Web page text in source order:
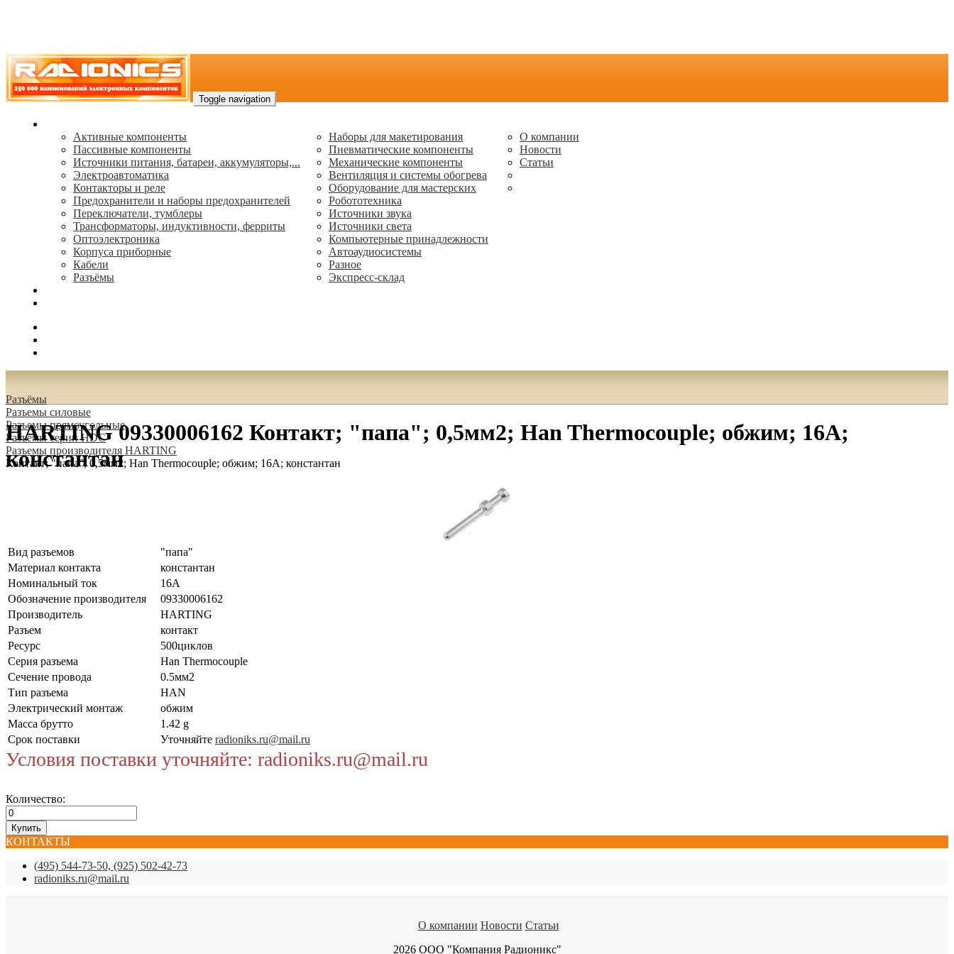
Toggle navigation
Активные компоненты
Пассивные компоненты
Источники питания, батареи, аккумуляторы,...
Электроавтоматика
Контакторы и реле
Предохранители и наборы предохранителей
Переключатели, тумблеры
Трансформаторы, индуктивности, ферриты
Oптоэлектроника
Корпуса приборные
Кабели
Разъёмы
Наборы для макетирования
Пневматические компоненты
Механические компоненты
Вентиляция и системы обогрева
Оборудование для мастерских
Робототехника
Источники звука
Источники света
Компьютерные принадлежности
Автоаудиосистемы
Разное
Экспресс-склад
О компании
Новости
Статьи
Разъёмы
Разъeмы силовые
Разъeмы прямоугольные
Разъeмы серии HDC
Разъeмы производителя HARTING
Контакт; "папа"; 0,5мм2; Han Thermocouple; обжим; 16А; константан
HARTING 09330006162 Контакт; "папа"; 0,5мм2; Han Thermocouple; обжим; 16А;
константан
Вид разъемов
"папа"
Материал контакта
константан
Номинальный ток
16А
Обозначение производителя
09330006162
Производитель
HARTING
Разъем
контакт
Ресурс
500циклов
Серия разъема
Han Thermocouple
Сечение провода
0.5мм2
Тип разъема
HAN
Электрический монтаж
обжим
Масса брутто
1.42 g
Срок поставки
Уточняйте radioniks.ru@mail.ru
Условия поставки уточняйте: radioniks.ru@mail.ru
Количество:
КОНТАКТЫ
(495) 544-73-50, (925) 502-42-73
radioniks.ru@mail.ru
О компании Новости Статьи
2026 ООО "Компания Радионикс"